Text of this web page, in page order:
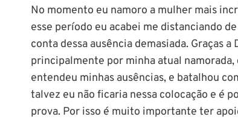
No momento eu namoro a mulher mais
esse período eu acabei me distanciando
conta dessa ausência demasiada. Graças
principalmente por minha atual
entendeu minhas ausências, e batalhou
talvez eu não ficaria nessa colocação e é
prova. Por isso é muito importante ter